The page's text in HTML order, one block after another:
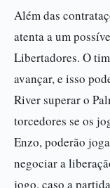
Além das
atenta a um
Libertadores. O
avançar, e isso
River superar o
torcedores se os
Enzo, poderão
negociar a
jogo, caso a